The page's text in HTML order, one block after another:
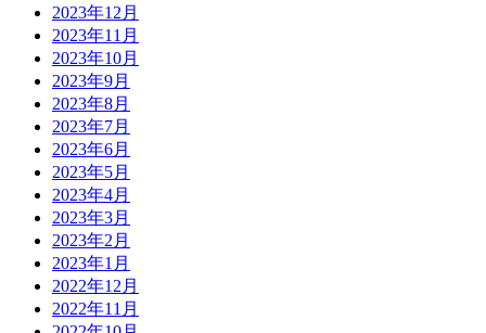
2023年12月
2023年11月
2023年10月
2023年9月
2023年8月
2023年7月
2023年6月
2023年5月
2023年4月
2023年3月
2023年2月
2023年1月
2022年12月
2022年11月